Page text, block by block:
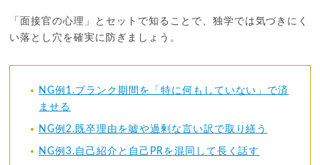
「面接官の心理」とセットで知ることで、独学では気づきにく
い落とし穴を確実に防ぎましょう。
NG例1.ブランク期間を「特に何もしていない」で済
ませる
NG例2.既卒理由を嘘や過剰な言い訳で取り繕う
NG例3.自己紹介と自己PRを混同して長く話す